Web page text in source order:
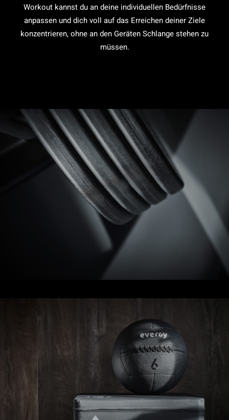
Workout kannst du an deine individuellen Bedürfnisse
anpassen und dich voll auf das Erreichen deiner Ziele
konzentrieren, ohne an den Geräten Schlange stehen zu
müssen.